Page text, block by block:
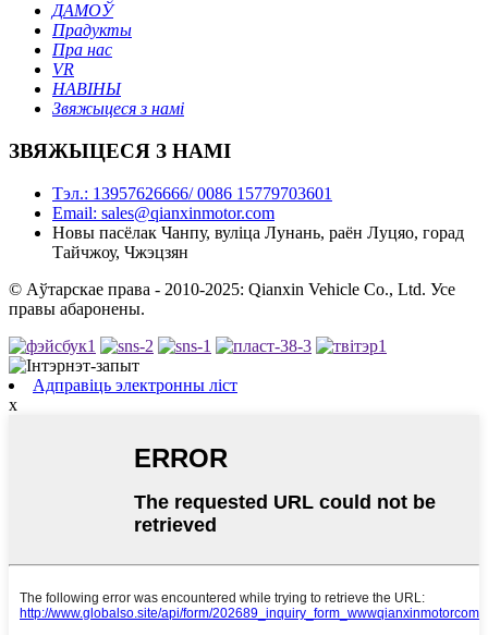
ДАМОЎ
Прадукты
Пра нас
VR
НАВІНЫ
Звяжыцеся з намі
ЗВЯЖЫЦЕСЯ З НАМІ
Тэл.: 13957626666/ 0086 15779703601
Email: sales@qianxinmotor.com
Новы пасёлак Чанпу, вуліца Лунань, раён Луцяо, горад
Тайчжоу, Чжэцзян
© Аўтарскае права - 2010-2025: Qianxin Vehicle Co., Ltd. Усе
правы абаронены.
Адправіць электронны ліст
x